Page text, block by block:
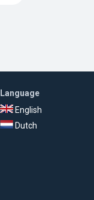
Language
English
Dutch